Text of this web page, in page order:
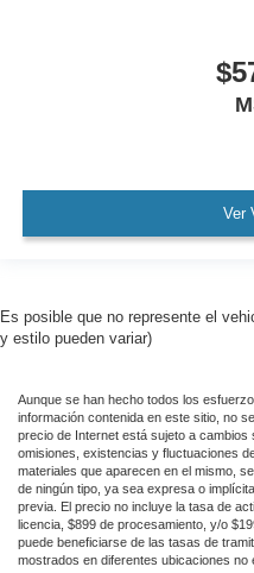
Ver
Es posible que no represente el
y estilo pueden variar)
Aunque se han hecho todos los
información contenida en este sitio, no
precio de Internet está sujeto a
omisiones, existencias y fluctuaciones
materiales que aparecen en el mismo,
de ningún tipo, ya sea expresa o
previa. El precio no incluye la tasa de
licencia, $899 de procesamiento, y/o
puede beneficiarse de las tasas de
mostrados en diferentes ubicaciones